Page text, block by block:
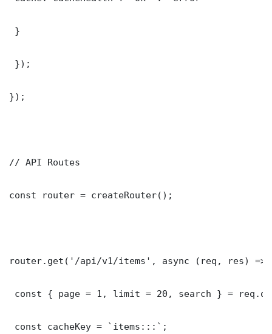
}
});
});
// API Routes
const router = createRouter();
router.get('/api/v1/items', async (req, res) =>
const { page = 1, limit = 20, search } =
const cacheKey = `items:::`;